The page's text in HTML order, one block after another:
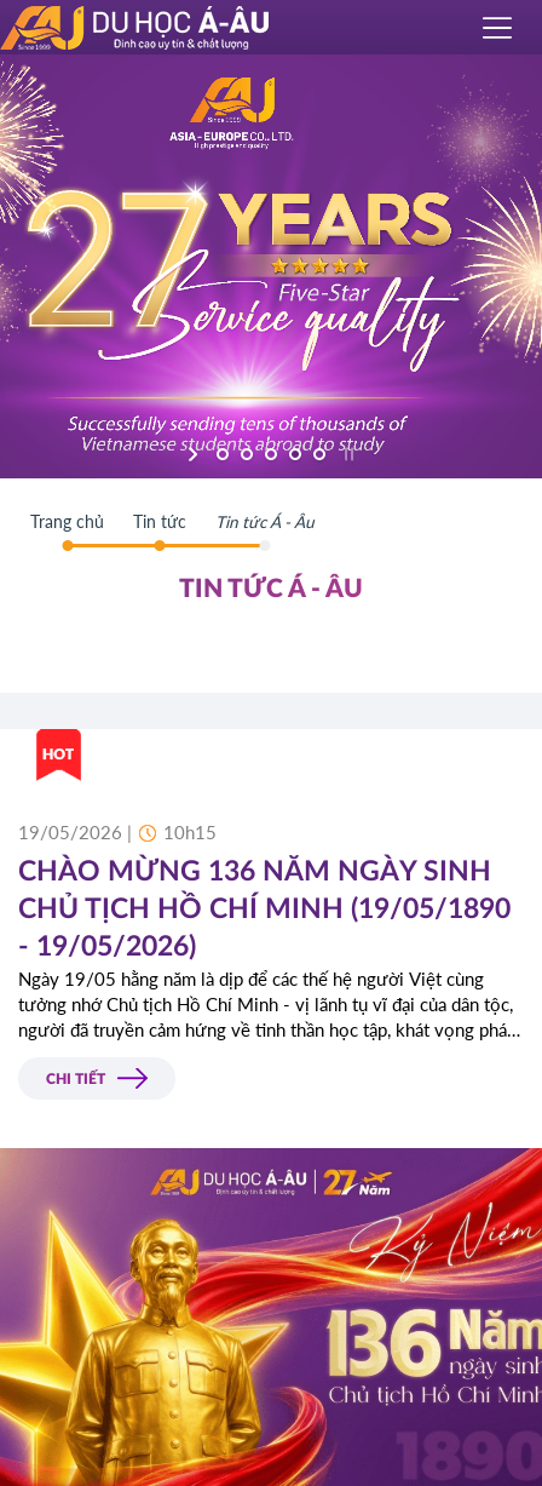
Trang chủ Tin tức Tin tức Á - Âu
TIN TỨC Á - ÂU
tộc,
phát
15/05/2026 |
4 LÝ DO “ĐÁNG GIÁ”
CANADA TRỞ THÀNH
Trong những năm gần đây, du học
hướng của nhiều học sinh Việt Nam khi
học tập quốc tế an toàn và bền vững.